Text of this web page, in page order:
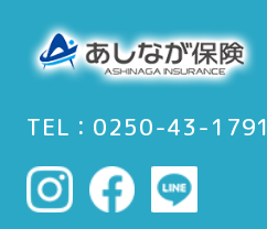
TEL：0250-43-1791